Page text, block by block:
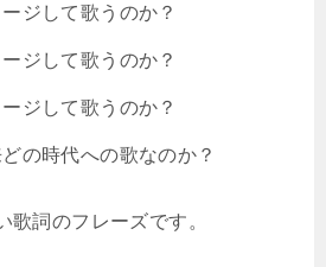
ジして歌うのか？
ジして歌うのか？
ジして歌うのか？
の時代への歌なのか？
歌詞のフレーズです。